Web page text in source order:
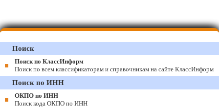
Поиск
Поиск по КлассИнформ
Поиск по всем классификаторам и справочникам на сайте КлассИнформ
Поиск по ИНН
ОКПО по ИНН
Поиск кода ОКПО по ИНН